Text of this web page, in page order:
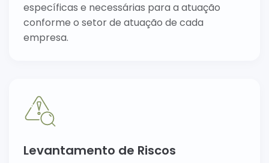
específicas e necessárias para a atuação
conforme o setor de atuação de cada
empresa.
Levantamento de Riscos